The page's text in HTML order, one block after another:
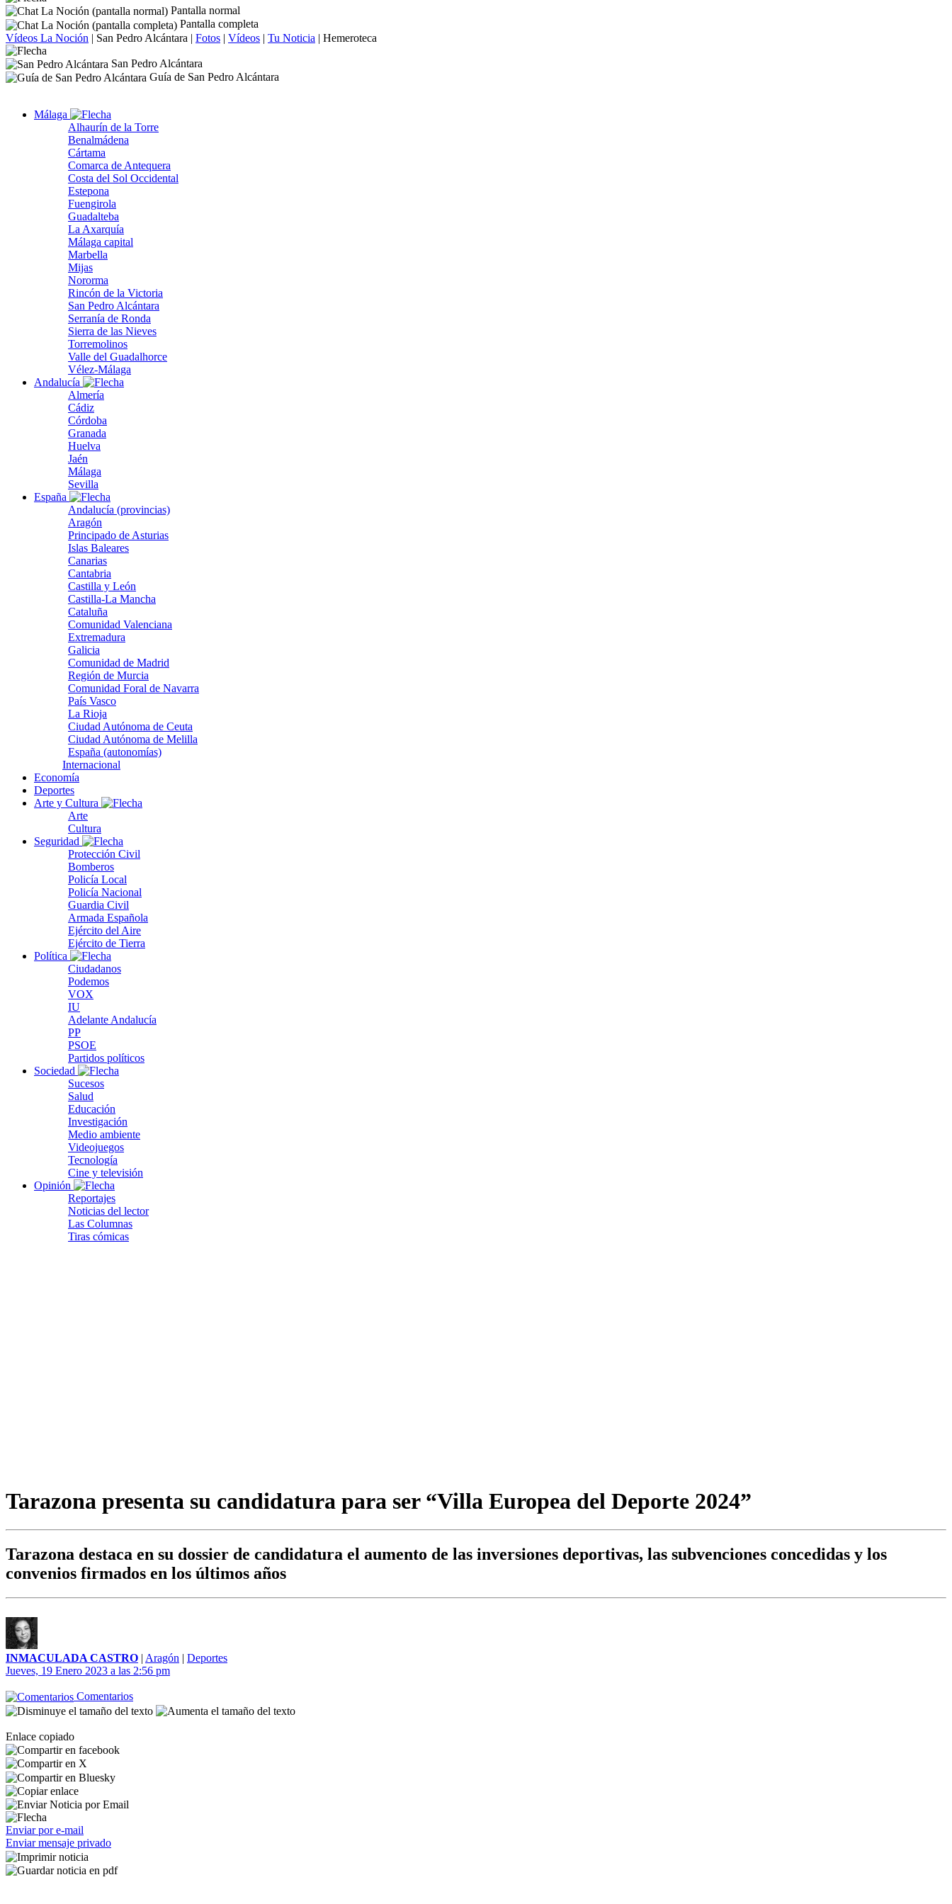
Pantalla normal
Pantalla completa
Vídeos La Noción | San Pedro Alcántara | Fotos | Vídeos | Tu Noticia | Hemeroteca
San Pedro Alcántara
Guía de San Pedro Alcántara
Málaga
Alhaurín de la Torre
Benalmádena
Cártama
Comarca de Antequera
Costa del Sol Occidental
Estepona
Fuengirola
Guadalteba
La Axarquía
Málaga capital
Marbella
Mijas
Nororma
Rincón de la Victoria
San Pedro Alcántara
Serranía de Ronda
Sierra de las Nieves
Torremolinos
Valle del Guadalhorce
Vélez-Málaga
Andalucía
Almería
Cádiz
Córdoba
Granada
Huelva
Jaén
Málaga
Sevilla
España
Andalucía (provincias)
Aragón
Principado de Asturias
Islas Baleares
Canarias
Cantabria
Castilla y León
Castilla-La Mancha
Cataluña
Comunidad Valenciana
Extremadura
Galicia
Comunidad de Madrid
Región de Murcia
Comunidad Foral de Navarra
País Vasco
La Rioja
Ciudad Autónoma de Ceuta
Ciudad Autónoma de Melilla
España (autonomías)
Internacional
Economía
Deportes
Arte y Cultura
Arte
Cultura
Seguridad
Protección Civil
Bomberos
Policía Local
Policía Nacional
Guardia Civil
Armada Española
Ejército del Aire
Ejército de Tierra
Política
Ciudadanos
Podemos
VOX
IU
Adelante Andalucía
PP
PSOE
Partidos políticos
Sociedad
Sucesos
Salud
Educación
Investigación
Medio ambiente
Videojuegos
Tecnología
Cine y televisión
Opinión
Reportajes
Noticias del lector
Las Columnas
Tiras cómicas
Tarazona presenta su candidatura para ser “Villa Europea del Deporte 2024”
Tarazona destaca en su dossier de candidatura el aumento de las inversiones deportivas, las subvenciones concedidas y los
convenios firmados en los últimos años
INMACULADA CASTRO | Aragón | Deportes
Jueves, 19 Enero 2023 a las 2:56 pm
Comentarios
Enlace copiado
Enviar por e-mail
Enviar mensaje privado